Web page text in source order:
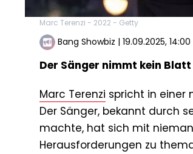
Marc Terenzi - 2022 - Getty
Bang Showbiz | 19.09.2025,
Der Sänger nimmt kein
Marc Terenzi spricht in einer
Der Sänger, bekannt durch
machte, hat sich mit
Herausforderungen zu